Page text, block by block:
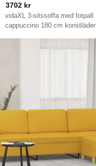
vidaXL 3-sitssoffa med fotpall
cappuccino 180 cm konstläder
3702 kr